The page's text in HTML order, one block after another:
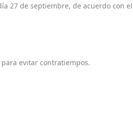
27 de septiembre, de acuerdo con el
evitar contratiempos.